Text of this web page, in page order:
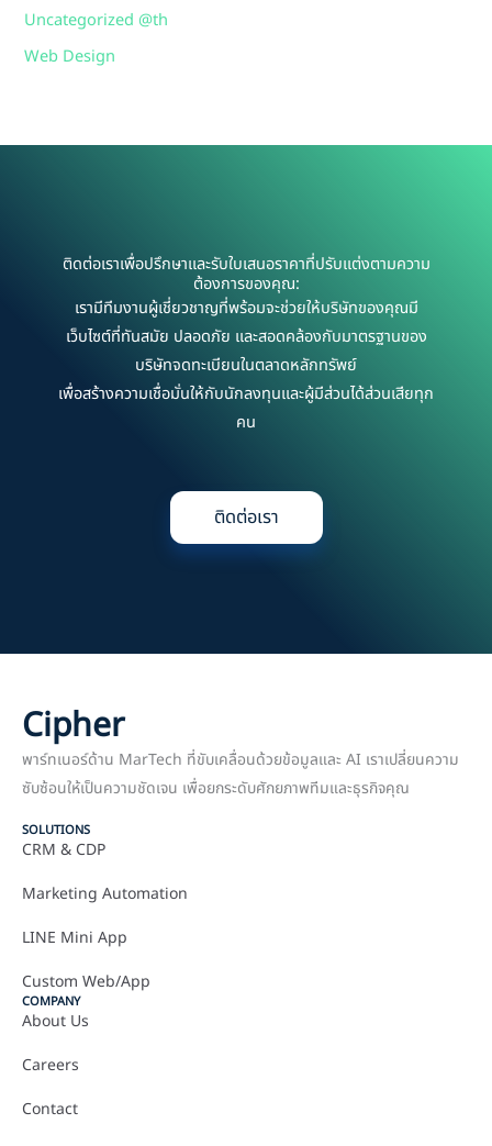
Uncategorized @th
Web Design
ติดต่อเราเพื่อปรึกษาและรับใบเสนอราคาที่ปรับแต่งตามความ
ต้องการของคุณ:
เรามีทีมงานผู้เชี่ยวชาญที่พร้อมจะช่วยให้บริษัทของคุณมี
เว็บไซต์ที่ทันสมัย ปลอดภัย และสอดคล้องกับมาตรฐานของ
บริษัทจดทะเบียนในตลาดหลักทรัพย์
เพื่อสร้างความเชื่อมั่นให้กับนักลงทุนและผู้มีส่วนได้ส่วนเสียทุก
คน
ติดต่อเรา
Cipher
พาร์ทเนอร์ด้าน MarTech ที่ขับเคลื่อนด้วยข้อมูลและ AI เราเปลี่ยนความ
ซับซ้อนให้เป็นความชัดเจน เพื่อยกระดับศักยภาพทีมและธุรกิจคุณ
SOLUTIONS
CRM & CDP
Marketing Automation
LINE Mini App
Custom Web/App
COMPANY
About Us
Careers
Contact